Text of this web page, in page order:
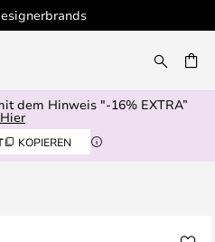
dem Hinweis "-16% EXTRA”
Hier
KOPIEREN